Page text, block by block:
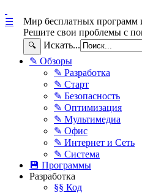
Мир бесплатных программ
Решите свои проблемы с
🔍 Искать...
☰
✎ Обзоры
✎ Разработка
✎ Старт
✎ Безопасность
✎ Оптимизация
✎ Мультимедиа
✎ Офис
✎ Интернет и Сеть
✎ Система
💾 Программы
Разработка
§§ Код